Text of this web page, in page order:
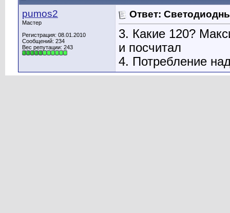
pumos2
Мастер
Регистрация: 08.01.2010
Сообщений: 234
Вес репутации: 243
Ответ:
3. Какие 120?
и посчитал
4. Потребление